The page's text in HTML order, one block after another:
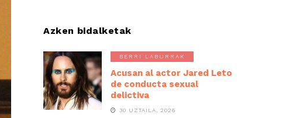
Azken bidalketak
BERRI LABURRAK
Acusan al actor Jared Leto
de conducta sexual
delictiva
30 UZTAILA, 2026